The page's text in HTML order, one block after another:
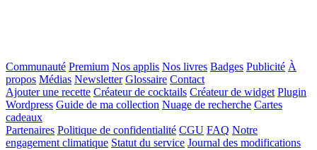
Communauté Premium Nos applis Nos livres Badges Publicité À
propos Médias Newsletter Glossaire Contact
Ajouter une recette Créateur de cocktails Créateur de widget Plugin
Wordpress Guide de ma collection Nuage de recherche Cartes
cadeaux
Partenaires Politique de confidentialité CGU FAQ Notre
engagement climatique Statut du service Journal des modifications